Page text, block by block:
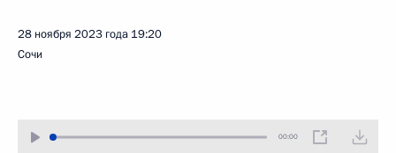
28 ноября 2023 года 19:20
Сочи
00:00